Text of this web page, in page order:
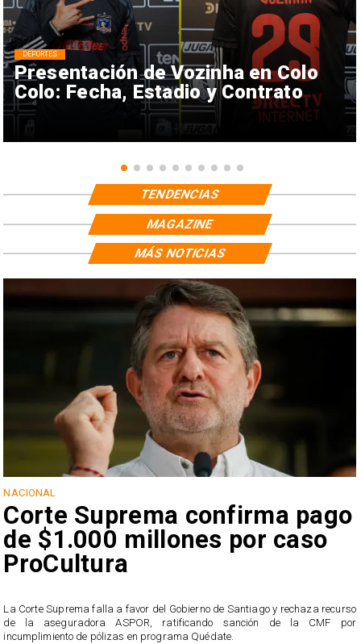
Presentación de Vozinha en Colo
Colo: Fecha, Estadio y Contrato
DEPORTES
TENDENCIAS
MAGAZINE
NACIONAL
Corte Suprema confirma pago
de $1.000 millones por caso
ProCultura
La Corte Suprema falla a favor del Gobierno de Santiago y rechaza recurso
de la aseguradora ASPOR, ratificando sanción de la CMF por
incumplimiento de pólizas en programa Quédate.
MÁS NOTICIAS